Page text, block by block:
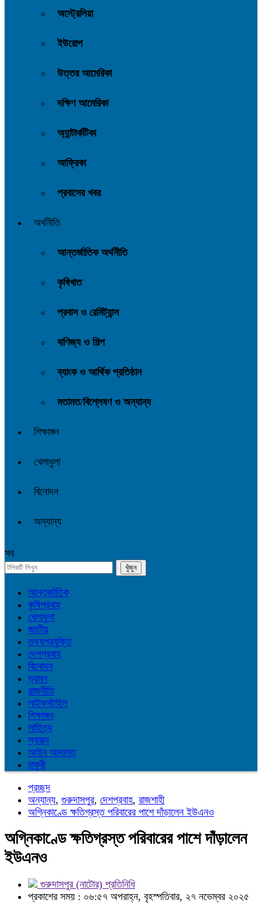
অস্ট্রেলিয়া
ইউরোপ
উত্তর আমেরিকা
দক্ষিণ আমেরিকা
অ্যান্টার্কটিকা
আফ্রিকা
প্রবাসের খবর
অর্থনীতি
আন্তর্জাতিক অর্থনীতি
কৃষিখাত
প্রবাস ও রেমিট্যান্স
বাণিজ্য ও শিল্প
ব্যাংক ও আর্থিক প্রতিষ্ঠান
মতামত/বিশ্লেষণ ও অন্যান্য
শিক্ষাঙ্গন
খেলাধুলা
বিনোদন
অন্যান্য
সব
আন্তর্জাতিক
কৃষিপ্রবাহ
খেলাধুলা
জাতীয়
তথ্যপ্রযুক্তি
দেশপ্রবাহ
বিনোদন
ভ্রমন
রাজনীতি
লাইফস্টাইল
শিক্ষাঙ্গন
সাহিত্য
স্বাস্থ্য
আইন আদালত
চাকুরী
প্রচ্ছদ
অন্যান্য, গুরুদাসপুর, দেশপ্রবাহ, রাজশাহী
অগ্নিকাণ্ডে ক্ষতিগ্রস্ত পরিবারের পাশে দাঁড়ালেন ইউএনও
অগ্নিকাণ্ডে ক্ষতিগ্রস্ত পরিবারের পাশে দাঁড়ালেন
ইউএনও
গুরুদাসপুর (নাটোর) প্রতিনিধি
প্রকাশের সময় : ০৬:৫৭ অপরাহ্ন, বৃহস্পতিবার, ২৭ নভেম্বর ২০২৫